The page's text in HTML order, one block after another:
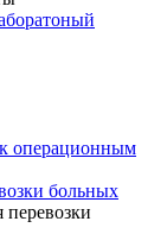
операционным
больных